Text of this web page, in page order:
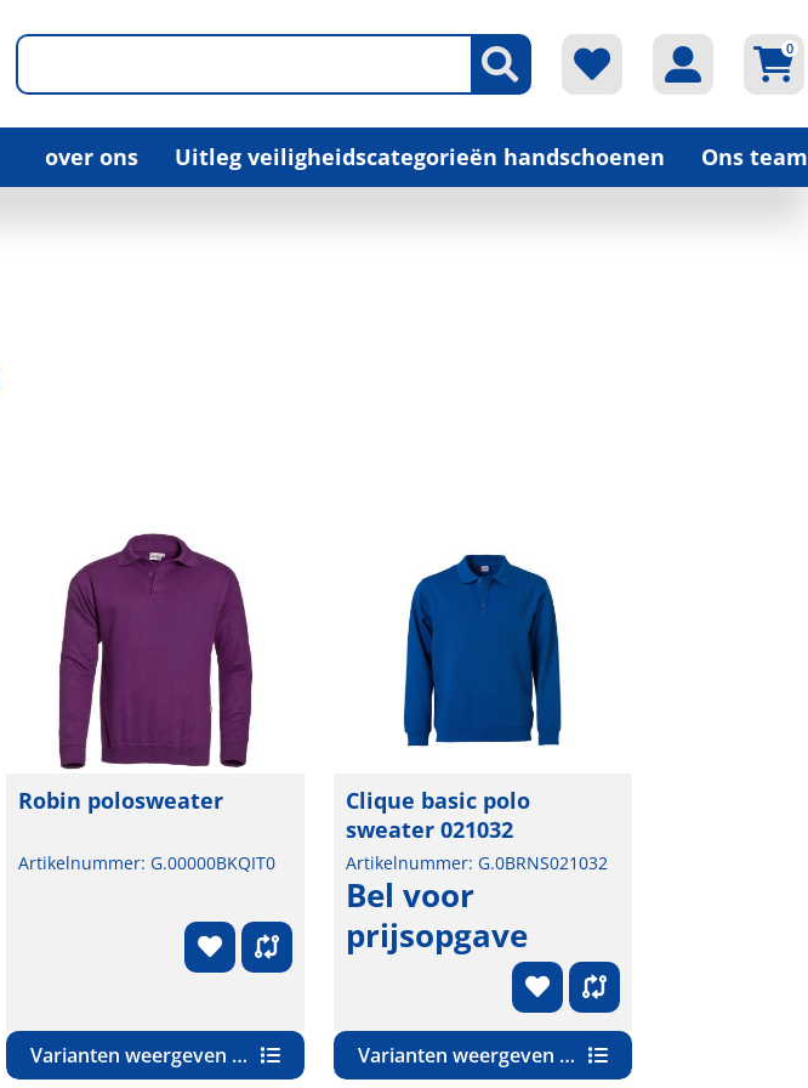
0
over ons Uitleg veiligheidscategorieën handschoenen Ons team
Robin polosweater
Artikelnummer: G.00000BKQIT0
Varianten weergeven (86)
Clique basic polo
sweater 021032
Artikelnummer: G.0BRNS021032
Bel voor
prijsopgave
Varianten weergeven (34)